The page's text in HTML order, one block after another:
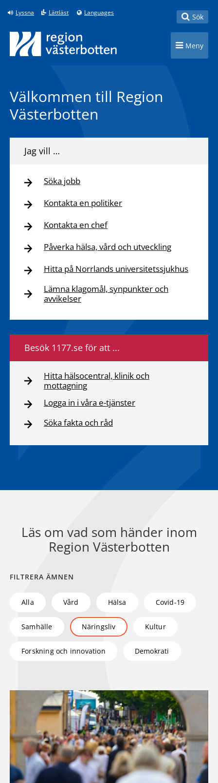
Till innehåll på sidan
Lyssna Lättläst Languages Toggle
Sök
Toggle
Meny
Välkommen till Region
Västerbotten
Jag vill …
Söka jobb
Kontakta en politiker
Kontakta en chef
Påverka hälsa, vård och utveckling
Hitta på Norrlands universitetssjukhus
Lämna klagomål, synpunkter och
avvikelser
Besök 1177.se för att ...
Hitta hälsocentral, klinik och
mottagning
Logga in i våra e-tjänster
Söka fakta och råd
Läs om vad som händer inom
Region Västerbotten
FILTRERA ÄMNEN
Alla Vård Hälsa Covid-19
Samhälle Näringsliv Kultur
Forskning och innovation Demokrati